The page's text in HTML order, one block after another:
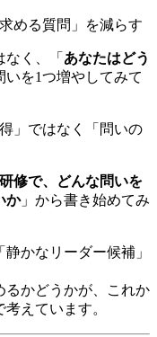
める質問」を減らす
なく、「 あなたはどう
いを1つ増やしてみて
」ではなく「問いの
修で、どんな問いを
か」から書き始めてみ
かなリーダー候補」
るかどうかが、これか
えています。